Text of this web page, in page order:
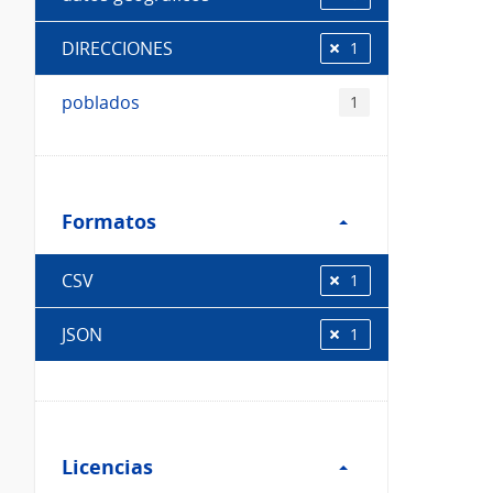
DIRECCIONES 1
poblados 1
Formatos
Formatos
CSV 1
JSON 1
Licencias
Licencias